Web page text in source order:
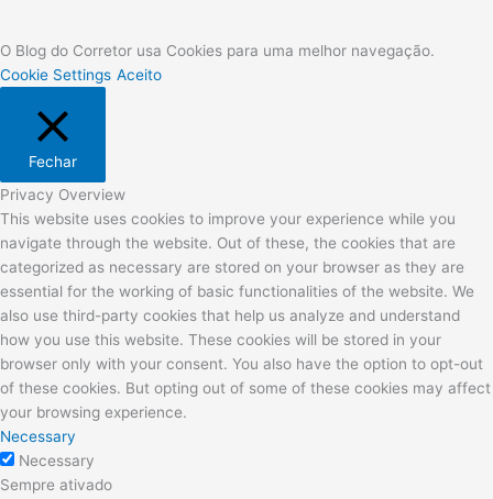
O Blog do Corretor usa Cookies para uma melhor navegação.
Cookie Settings Aceito
Fechar
Privacy Overview
This website uses cookies to improve your experience while you
navigate through the website. Out of these, the cookies that are
categorized as necessary are stored on your browser as they are
essential for the working of basic functionalities of the website. We
also use third-party cookies that help us analyze and understand
how you use this website. These cookies will be stored in your
browser only with your consent. You also have the option to opt-out
of these cookies. But opting out of some of these cookies may affect
your browsing experience.
Necessary
Necessary
Sempre ativado